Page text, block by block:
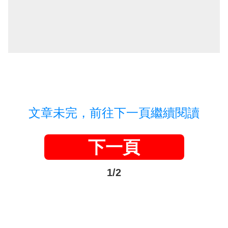
文章未完，前往下一頁繼續閱讀
下一頁
1/2